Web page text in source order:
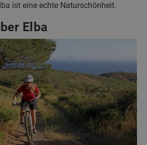
ist eine echte Naturschönheit.
Elba